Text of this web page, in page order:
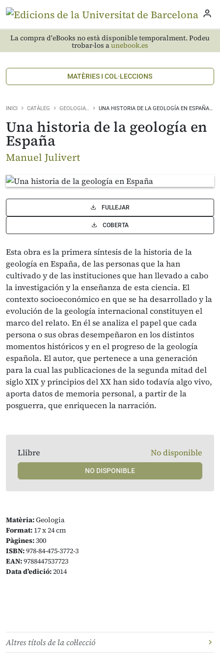
La compra d'eBooks no està disponible temporalment. Podeu
trobar-los aunebook.es
MATÈRIES I COL·LECCIONS
INICI CATÀLEG GEOLOGIA… UNA HISTORIA DE LA GEOLOGÍA EN ESPAÑA…
Una historia de la geología en
España
Manuel Julivert
FULLEJAR
COBERTA
Esta obra es la primera síntesis de la historia de la
geología en España, de las personas que la han
cultivado y de las instituciones que han llevado a cabo
la investigación y la enseñanza de esta ciencia. El
contexto socioeconómico en que se ha desarrollado y la
evolución de la geología internacional constituyen el
marco del relato. En él se analiza el papel que cada
persona o sus obras desempeñaron en los distintos
momentos históricos y en el progreso de la geología
española. El autor, que pertenece a una generación
para la cual las publicaciones de la segunda mitad del
siglo XIX y principios del XX han sido todavía algo vivo,
aporta datos de memoria personal, a partir de la
posguerra, que enriquecen la narración.
Matèria:Geologia
Format: 17 x 24 cm
Pàgines:300
ISBN:978-84-475-3772-3
EAN:9788447537723
Data d’edició:2014
Llibre No disponible
NO DISPONIBLE
Altres títols de la col·lecció